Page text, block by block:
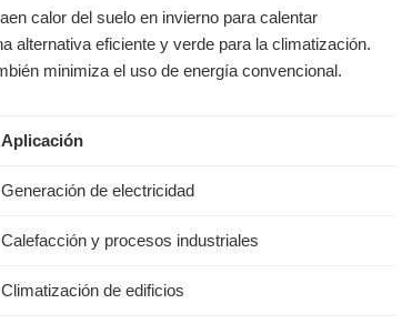
calor del suelo en invierno para calentar
alternativa eficiente y verde para la climatización.
minimiza el uso de energía convencional.
Aplicación
Generación de electricidad
Calefacción y procesos industriales
Climatización de edificios